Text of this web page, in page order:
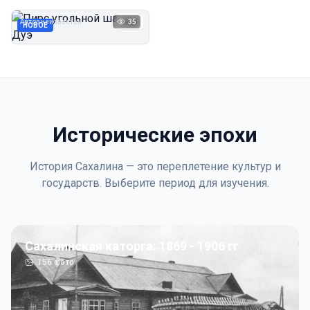
НОВОЕ 1923
Автор неизвестен 35
Исторические эпохи
История Сахалина — это переплетение культур и
государств. Выберите период для изучения.
Сахалинская каторга: 1869 - 1906 гг
156фото